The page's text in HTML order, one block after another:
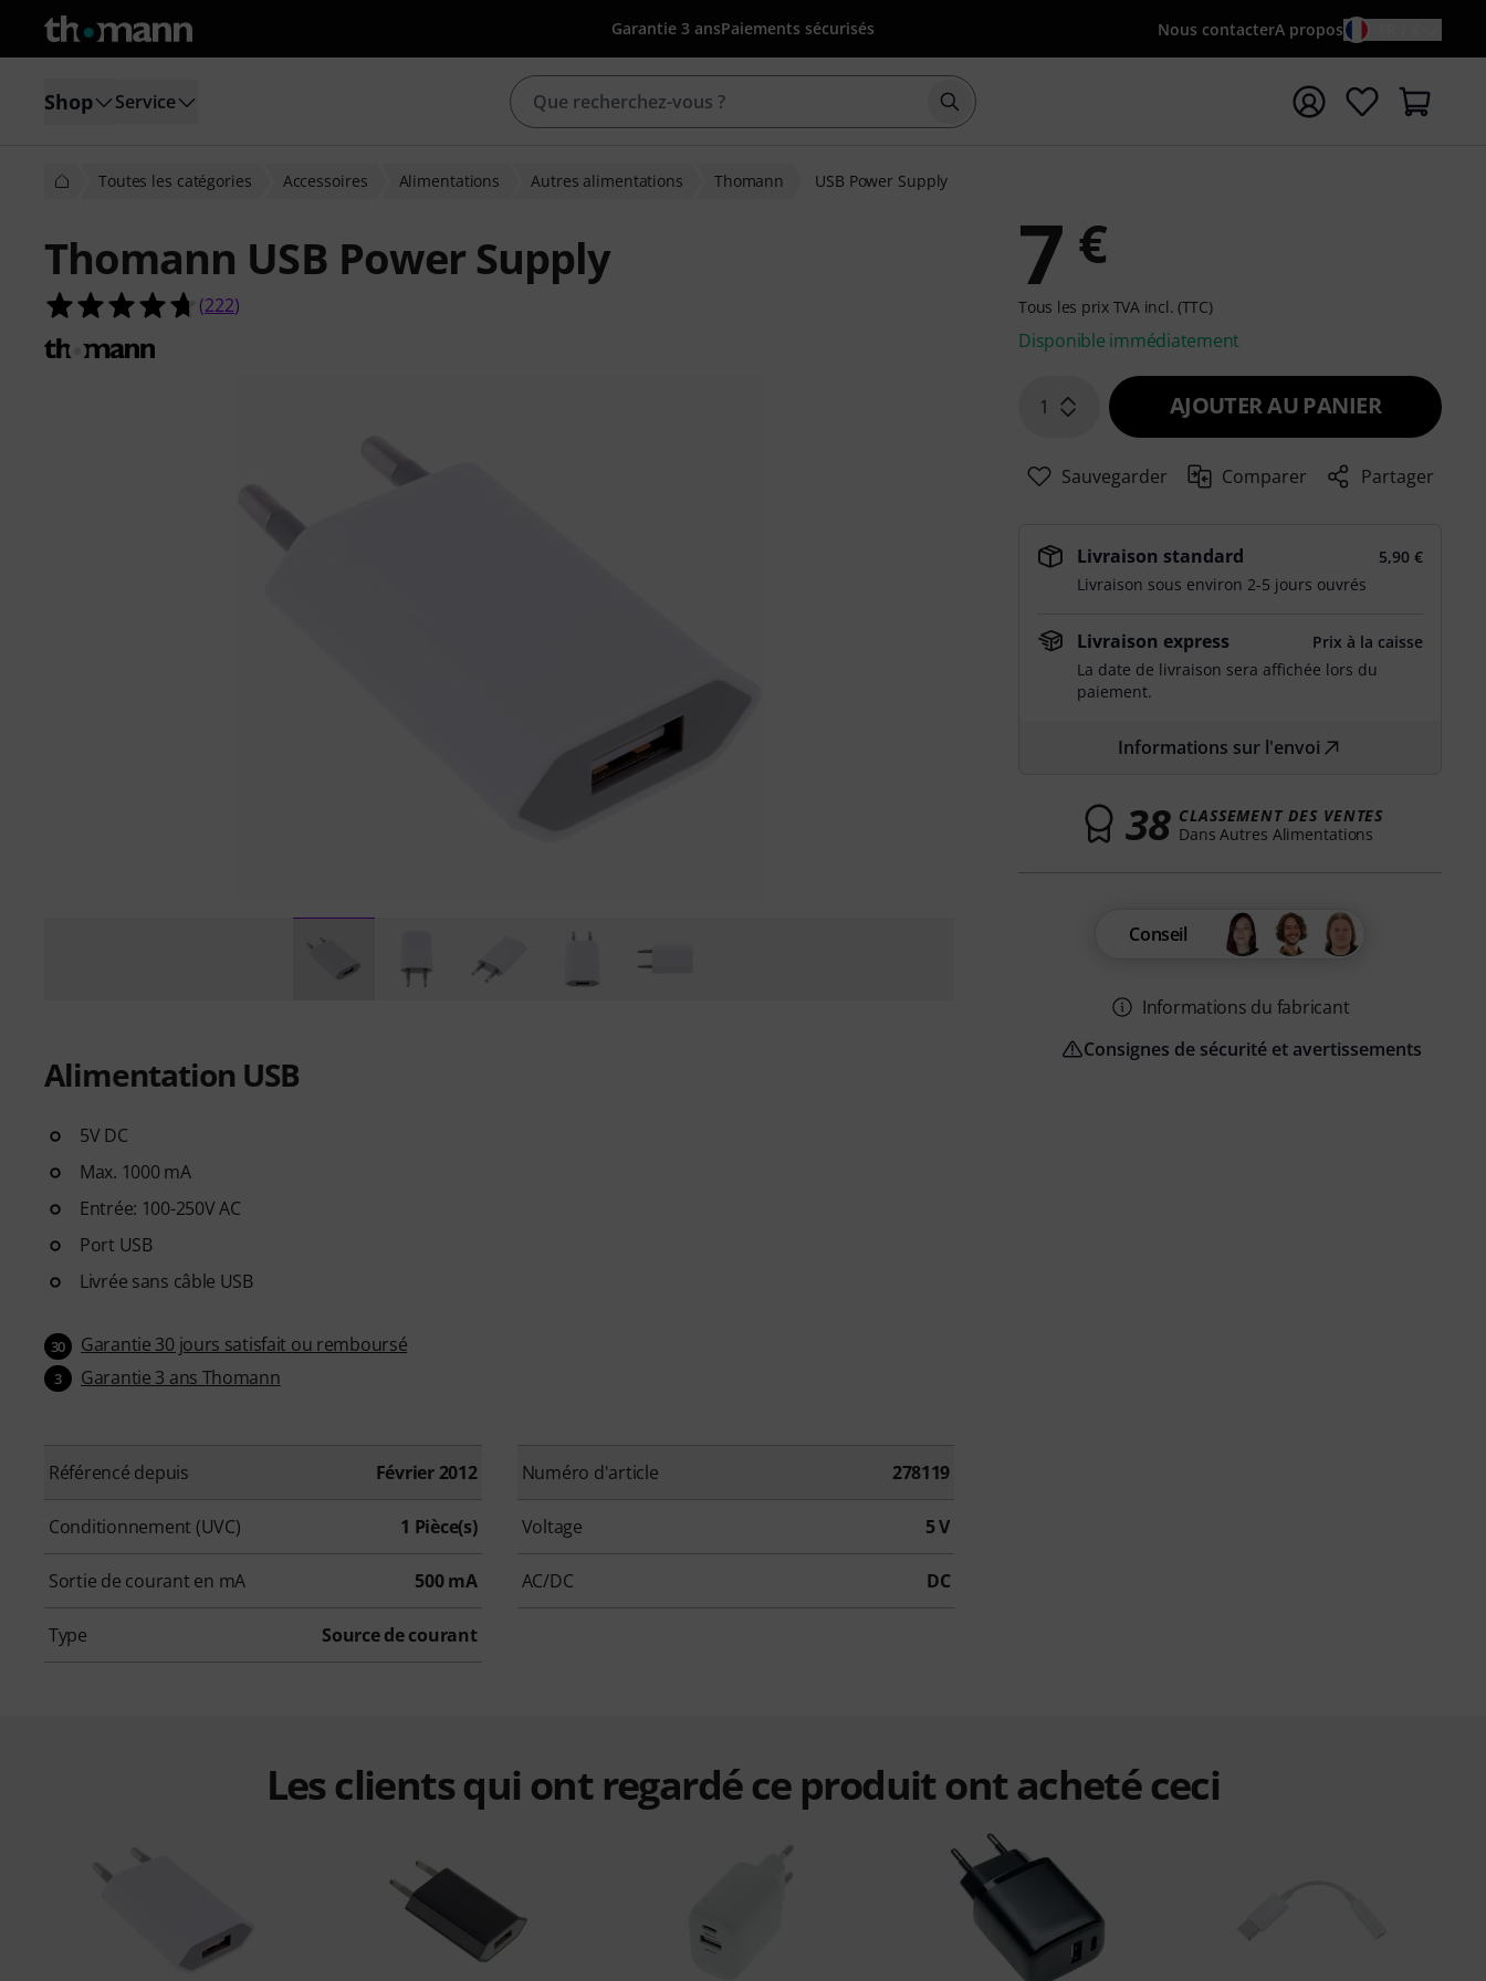
Garantie 3 ansPaiements sécurisés Nous contacterA propos
Shop Service Démarrer la recherche avec le terme de recherche
Toutes les catégories Accessoires Alimentations Autres alimentations Thomann USB Power Supply
Thomann USB Power Supply
4.7 étoiles sur 5 d'après 222 évaluations clients
(222)
Alimentation USB
5V DC
Max. 1000 mA
Entrée: 100-250V AC
Port USB
Livrée sans câble USB
30 Garantie 30 jours satisfait ou remboursé
3 Garantie 3 ans Thomann
Référencé depuis Février 2012 Numéro d'article 278119
Conditionnement (UVC) 1 Pièce(s) Voltage 5 V
Sortie de courant en mA 500 mA AC/DC DC
Type Source de courant
7 €
Tous les prix TVA incl. (TTC)
Disponible immédiatement
1 AJOUTER AU PANIER
Sauvegarder Comparer Partager
Livraison standard
5,90 €
Livraison sous environ 2-5 jours ouvrés
Livraison express
Prix à la caisse
La date de livraison sera affichée lors du
paiement.
Informations sur l'envoi
38 CLASSEMENT DES VENTES
Dans Autres Alimentations
Conseil
Informations du fabricant
Consignes de sécurité et avertissements
Les clients qui ont regardé ce produit ont acheté ceci